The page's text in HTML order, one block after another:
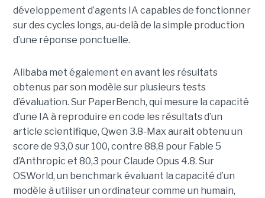
développement d’agents IA capables de fonctionner
sur des cycles longs, au-delà de la simple production
d’une réponse ponctuelle.
Alibaba met également en avant les résultats
obtenus par son modèle sur plusieurs tests
d’évaluation. Sur PaperBench, qui mesure la capacité
d’une IA à reproduire en code les résultats d’un
article scientifique, Qwen 3.8-Max aurait obtenu un
score de 93,0 sur 100, contre 88,8 pour Fable 5
d’Anthropic et 80,3 pour Claude Opus 4.8. Sur
OSWorld, un benchmark évaluant la capacité d’un
modèle à utiliser un ordinateur comme un humain,